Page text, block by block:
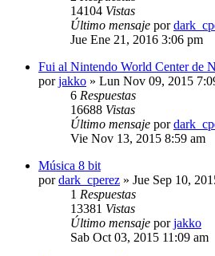
14104 Vistas
Último mensaje por
Jue Ene 21, 2016 3:06 pm
Fui al Nintendo World Center de
porjakko » Lun Nov 09, 2015
6 Respuestas
16688 Vistas
Último mensaje por
Vie Nov 13, 2015 8:59 am
Música 8 bit
pordark_cperez » Jue Sep 10,
1 Respuestas
13381 Vistas
Último mensaje porjakko
Sab Oct 03, 2015 11:09 am